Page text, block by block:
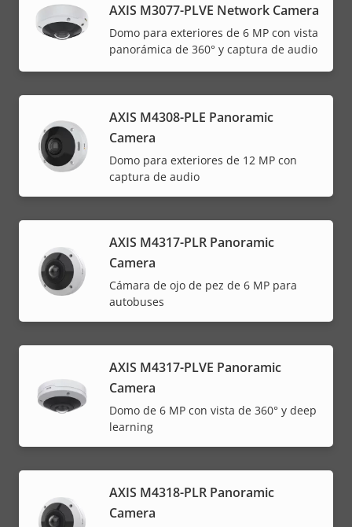
AXIS M3077-PLVE Network Camera
Domo para exteriores de 6 MP con vista
panorámica de 360° y captura de audio
AXIS M4308-PLE Panoramic
Camera
Domo para exteriores de 12 MP con
captura de audio
AXIS M4317-PLR Panoramic
Camera
Cámara de ojo de pez de 6 MP para
autobuses
AXIS M4317-PLVE Panoramic
Camera
Domo de 6 MP con vista de 360° y deep
learning
AXIS M4318-PLR Panoramic
Camera